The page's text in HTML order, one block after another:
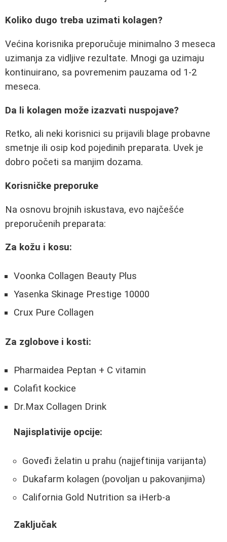
Koliko dugo treba uzimati kolagen?
Većina korisnika preporučuje minimalno 3 meseca
uzimanja za vidljive rezultate. Mnogi ga uzimaju
kontinuirano, sa povremenim pauzama od 1-2
meseca.
Da li kolagen može izazvati nuspojave?
Retko, ali neki korisnici su prijavili blage probavne
smetnje ili osip kod pojedinih preparata. Uvek je
dobro početi sa manjim dozama.
Korisničke preporuke
Na osnovu brojnih iskustava, evo najčešće
preporučenih preparata:
Za kožu i kosu:
Voonka Collagen Beauty Plus
Yasenka Skinage Prestige 10000
Crux Pure Collagen
Za zglobove i kosti:
Pharmaidea Peptan + C vitamin
Colafit kockice
Dr.Max Collagen Drink
Najisplativije opcije:
Goveđi želatin u prahu (najjeftinija varijanta)
Dukafarm kolagen (povoljan u pakovanjima)
California Gold Nutrition sa iHerb-a
Zaključak